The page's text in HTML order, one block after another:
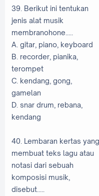
39. Berikut ini tentukan
jenis alat musik
membranohone.....
A. gitar, piano, keyboard
B. recorder, pianika,
terompet
C. kendang, gong,
gamelan
D. snar drum, rebana,
kendang
40. Lembaran kertas yang
membuat teks lagu atau
notasi dari sebuah
komposisi musik,
disebut.....